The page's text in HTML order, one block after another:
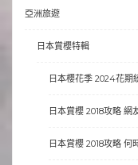
亞洲旅遊
日本賞櫻特輯
日本櫻花季 2024花期
日本賞櫻 2018攻略 網
日本賞櫻 2018攻略 何